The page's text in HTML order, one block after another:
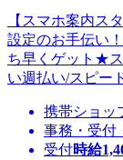
【スマホ案内ス
設定のお手伝い
ち早くゲット★
い週払い/スピー
携帯ショッ
事務・受付
受付時給